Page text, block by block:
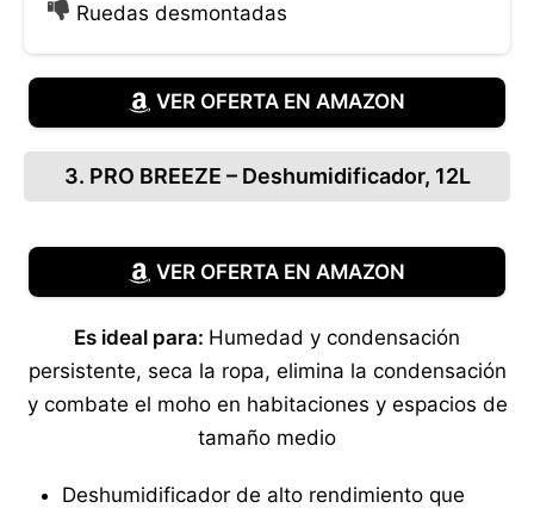
Ruedas desmontadas
VER OFERTA EN AMAZON
3. PRO BREEZE – Deshumidificador, 12L
VER OFERTA EN AMAZON
Es ideal para: Humedad y condensación
persistente, seca la ropa, elimina la condensación
y combate el moho en habitaciones y espacios de
tamaño medio
Deshumidificador de alto rendimiento que